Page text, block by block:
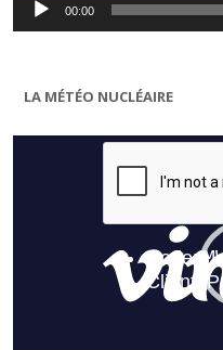
00:00
LA MÉTÉO NUCLÉAIRE
Lecteur